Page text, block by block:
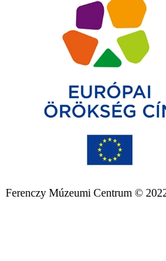
Ferenczy Múzeumi Centrum ©